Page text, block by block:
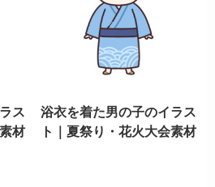
ス
材
浴衣を着た男の子のイラス
ト｜夏祭り・花火大会素材